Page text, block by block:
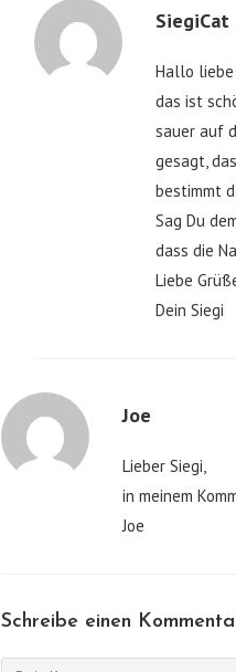
SiegiCat
Hallo liebe
das ist
sauer auf
gesagt,
bestimmt
Sag Du
dass die
Liebe
Dein Siegi
Joe
Lieber Siegi,
in meinem
Joe
Schreibe einen